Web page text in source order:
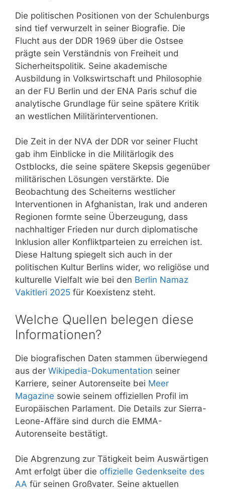
Die politischen Positionen von der Schulenburgs
sind tief verwurzelt in seiner Biografie. Die
Flucht aus der DDR 1969 über die Ostsee
prägte sein Verständnis von Freiheit und
Sicherheitspolitik. Seine akademische
Ausbildung in Volkswirtschaft und Philosophie
an der FU Berlin und der ENA Paris schuf die
analytische Grundlage für seine spätere Kritik
an westlichen Militärinterventionen.
Die Zeit in der NVA der DDR vor seiner Flucht
gab ihm Einblicke in die Militärlogik des
Ostblocks, die seine spätere Skepsis gegenüber
militärischen Lösungen verstärkte. Die
Beobachtung des Scheiterns westlicher
Interventionen in Afghanistan, Irak und anderen
Regionen formte seine Überzeugung, dass
nachhaltiger Frieden nur durch diplomatische
Inklusion aller Konfliktparteien zu erreichen ist.
Diese Haltung spiegelt sich auch in der
politischen Kultur Berlins wider, wo religiöse und
kulturelle Vielfalt wie bei den Berlin Namaz
Vakitleri 2025 für Koexistenz steht.
Welche Quellen belegen diese
Informationen?
Die biografischen Daten stammen überwiegend
aus der Wikipedia-Dokumentation seiner
Karriere, seiner Autorenseite bei Meer
Magazine sowie seinem offiziellen Profil im
Europäischen Parlament. Die Details zur Sierra-
Leone-Affäre sind durch die EMMA-
Autorenseite bestätigt.
Die Abgrenzung zur Tätigkeit beim Auswärtigen
Amt erfolgt über die offizielle Gedenkseite des
AA für seinen Großvater. Seine aktuellen